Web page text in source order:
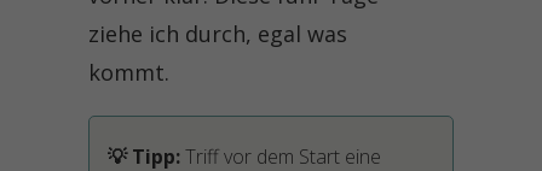
ziehe ich durch, egal was
kommt.
Triff vor dem Start eine